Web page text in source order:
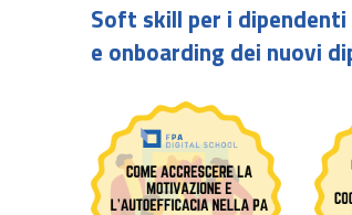
Soft skill per i
e onboarding dei nuovi